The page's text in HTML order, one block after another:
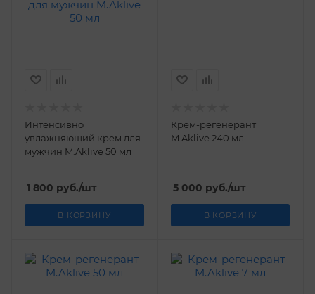
Интенсивно
увлажняющий крем для
мужчин M.Aklive 50 мл
1 800 руб./шт
В КОРЗИНУ
Крем-регенерант
M.Aklive 240 мл
5 000 руб./шт
В КОРЗИНУ